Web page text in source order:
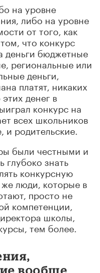
на уровне
либо на уровне
от того, как
что конкурс
деньги бюджетные
региональные или
деньги,
платят, никаких
денег в
конкурс на
всех школьников
родительские.
были честными и
знать
конкурсную
люди, которые в
просто не
компетенции,
школы,
тем более.
вообще